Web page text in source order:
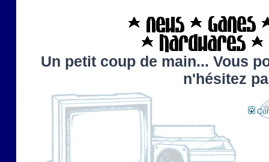
Un petit coup de main... Vous
n'hésitez